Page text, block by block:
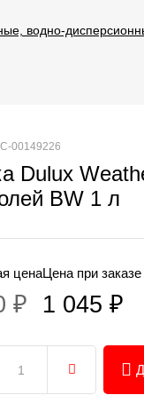
водно-
00149226
Dulux
BW 1 л
цена
₽
Цена при
1 045 ₽